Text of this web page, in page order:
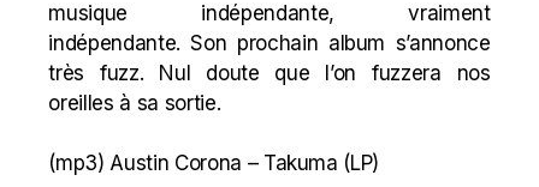
musique indépendante, vraiment
indépendante. Son prochain album s’annonce
très fuzz. Nul doute que l’on fuzzera nos
oreilles à sa sortie.
(mp3) Austin Corona – Takuma (LP)